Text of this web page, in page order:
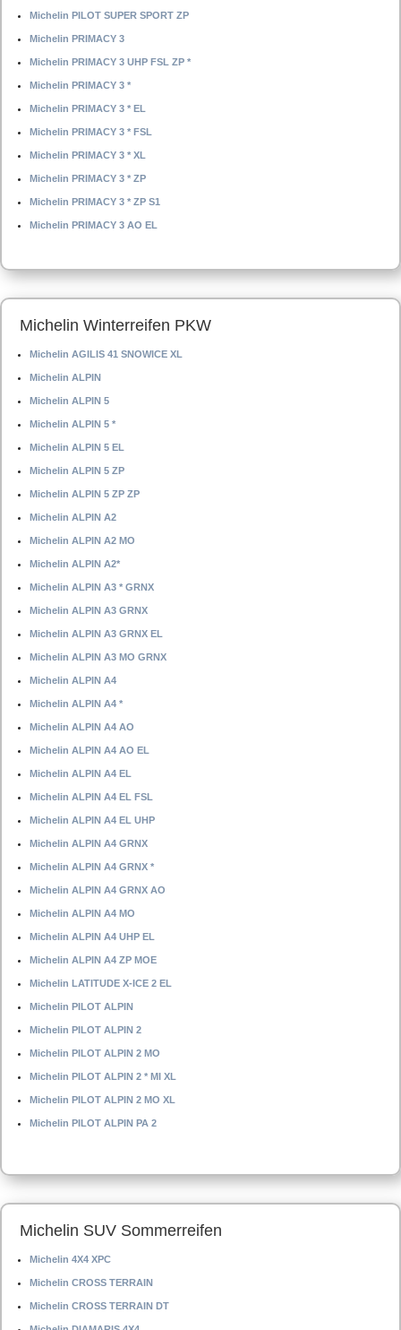
Michelin PILOT SUPER SPORT ZP
Michelin PRIMACY 3
Michelin PRIMACY 3 UHP FSL ZP *
Michelin PRIMACY 3 *
Michelin PRIMACY 3 * EL
Michelin PRIMACY 3 * FSL
Michelin PRIMACY 3 * XL
Michelin PRIMACY 3 * ZP
Michelin PRIMACY 3 * ZP S1
Michelin PRIMACY 3 AO EL
Michelin Winterreifen PKW
Michelin AGILIS 41 SNOWICE XL
Michelin ALPIN
Michelin ALPIN 5
Michelin ALPIN 5 *
Michelin ALPIN 5 EL
Michelin ALPIN 5 ZP
Michelin ALPIN 5 ZP ZP
Michelin ALPIN A2
Michelin ALPIN A2 MO
Michelin ALPIN A2*
Michelin ALPIN A3 * GRNX
Michelin ALPIN A3 GRNX
Michelin ALPIN A3 GRNX EL
Michelin ALPIN A3 MO GRNX
Michelin ALPIN A4
Michelin ALPIN A4 *
Michelin ALPIN A4 AO
Michelin ALPIN A4 AO EL
Michelin ALPIN A4 EL
Michelin ALPIN A4 EL FSL
Michelin ALPIN A4 EL UHP
Michelin ALPIN A4 GRNX
Michelin ALPIN A4 GRNX *
Michelin ALPIN A4 GRNX AO
Michelin ALPIN A4 MO
Michelin ALPIN A4 UHP EL
Michelin ALPIN A4 ZP MOE
Michelin LATITUDE X-ICE 2 EL
Michelin PILOT ALPIN
Michelin PILOT ALPIN 2
Michelin PILOT ALPIN 2 MO
Michelin PILOT ALPIN 2 * MI XL
Michelin PILOT ALPIN 2 MO XL
Michelin PILOT ALPIN PA 2
Michelin SUV Sommerreifen
Michelin 4X4 XPC
Michelin CROSS TERRAIN
Michelin CROSS TERRAIN DT